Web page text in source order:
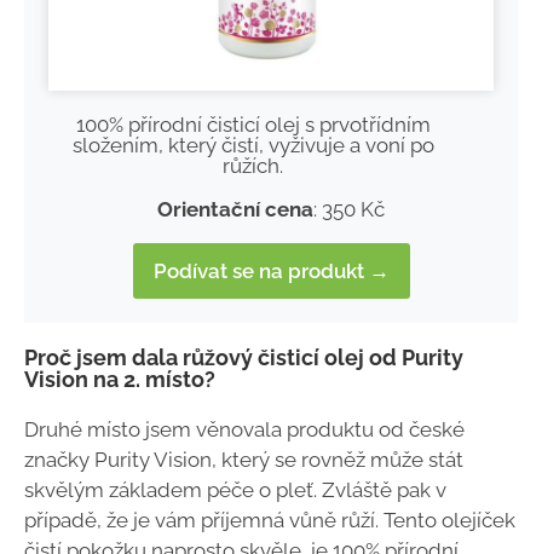
100% přírodní čisticí olej s prvotřídním
složením, který čistí, vyživuje a voní po
růžích.
Orientační cena: 350 Kč
Podívat se na produkt →
Proč jsem dala růžový čisticí olej od Purity
Vision na 2. místo?
Druhé místo jsem věnovala produktu od české
značky Purity Vision, který se rovněž může stát
skvělým základem péče o pleť. Zvláště pak v
případě, že je vám příjemná vůně růží. Tento olejíček